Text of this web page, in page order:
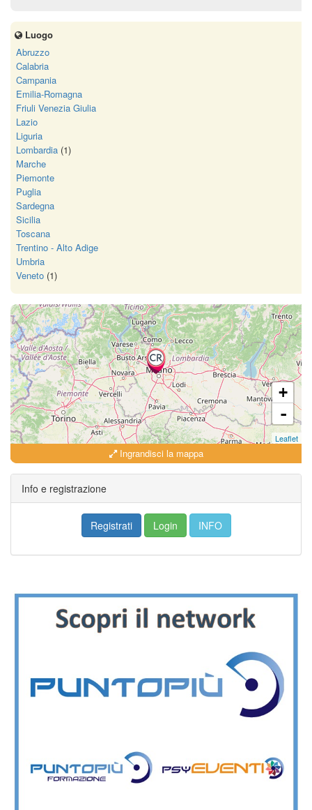
Luogo
Abruzzo
Calabria
Campania
Emilia-Romagna
Friuli Venezia Giulia
Lazio
Liguria
Lombardia (1)
Marche
Piemonte
Puglia
Sardegna
Sicilia
Toscana
Trentino - Alto Adige
Umbria
Veneto (1)
+
-
Leaflet
Ingrandisci la mappa
Info e registrazione
Registrati Login INFO